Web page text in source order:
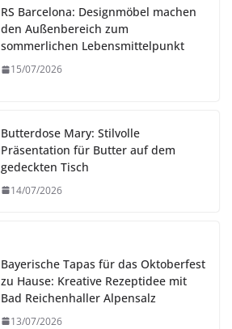
RS Barcelona: Designmöbel machen
den Außenbereich zum
sommerlichen Lebensmittelpunkt
15/07/2026
Butterdose Mary: Stilvolle
Präsentation für Butter auf dem
gedeckten Tisch
14/07/2026
Bayerische Tapas für das Oktoberfest
zu Hause: Kreative Rezeptidee mit
Bad Reichenhaller Alpensalz
13/07/2026